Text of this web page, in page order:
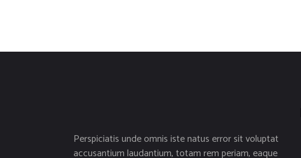
Perspiciatis unde omnis iste natus error sit voluptat
accusantium laudantium, totam rem periam, eaque